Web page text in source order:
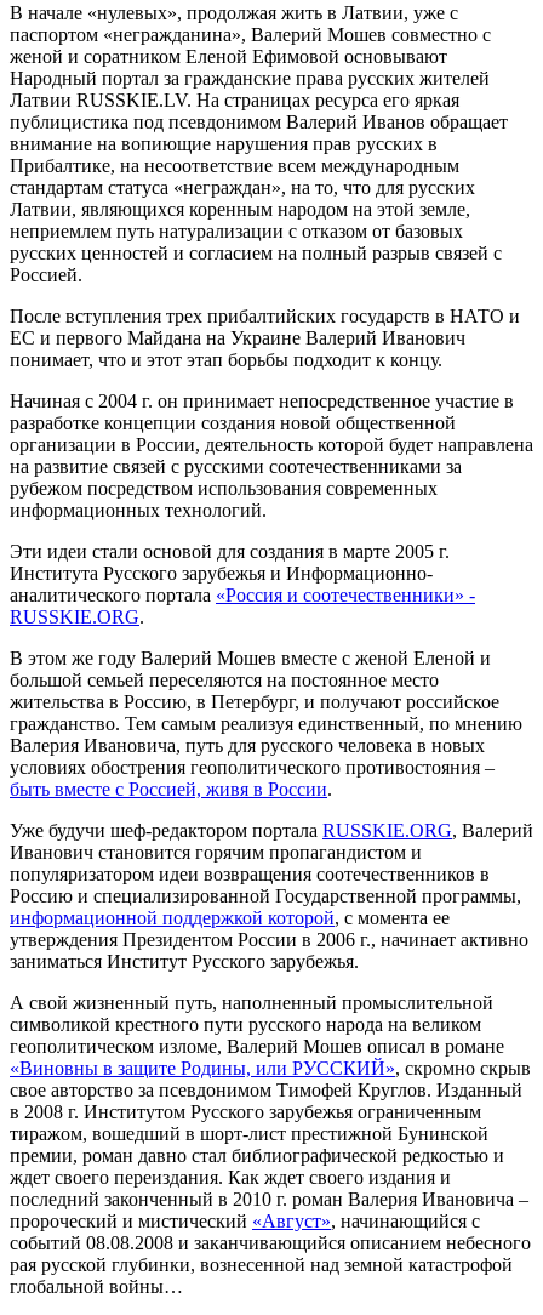
В начале «нулевых», продолжая жить в Латвии, уже с
паспортом «негражданина», Валерий Мошев совместно с
женой и соратником Еленой Ефимовой основывают
Народный портал за гражданские права русских жителей
Латвии RUSSKIE.LV. На страницах ресурса его яркая
публицистика под псевдонимом Валерий Иванов обращает
внимание на вопиющие нарушения прав русских в
Прибалтике, на несоответствие всем международным
стандартам статуса «неграждан», на то, что для русских
Латвии, являющихся коренным народом на этой земле,
неприемлем путь натурализации с отказом от базовых
русских ценностей и согласием на полный разрыв связей с
Россией.
После вступления трех прибалтийских государств в НАТО и
ЕС и первого Майдана на Украине Валерий Иванович
понимает, что и этот этап борьбы подходит к концу.
Начиная с 2004 г. он принимает непосредственное участие в
разработке концепции создания новой общественной
организации в России, деятельность которой будет направлена
на развитие связей с русскими соотечественниками за
рубежом посредством использования современных
информационных технологий.
Эти идеи стали основой для создания в марте 2005 г.
Института Русского зарубежья и Информационно-
аналитического портала «Россия и соотечественники» -
RUSSKIE.ORG.
В этом же году Валерий Мошев вместе с женой Еленой и
большой семьей переселяются на постоянное место
жительства в Россию, в Петербург, и получают российское
гражданство. Тем самым реализуя единственный, по мнению
Валерия Ивановича, путь для русского человека в новых
условиях обострения геополитического противостояния –
быть вместе с Россией, живя в России.
Уже будучи шеф-редактором портала RUSSKIE.ORG, Валерий
Иванович становится горячим пропагандистом и
популяризатором идеи возвращения соотечественников в
Россию и специализированной Государственной программы,
информационной поддержкой которой, с момента ее
утверждения Президентом России в 2006 г., начинает активно
заниматься Институт Русского зарубежья.
А свой жизненный путь, наполненный промыслительной
символикой крестного пути русского народа на великом
геополитическом изломе, Валерий Мошев описал в романе
«Виновны в защите Родины, или РУССКИЙ», скромно скрыв
свое авторство за псевдонимом Тимофей Круглов. Изданный
в 2008 г. Институтом Русского зарубежья ограниченным
тиражом, вошедший в шорт-лист престижной Бунинской
премии, роман давно стал библиографической редкостью и
ждет своего переиздания. Как ждет своего издания и
последний законченный в 2010 г. роман Валерия Ивановича –
пророческий и мистический «Август», начинающийся с
событий 08.08.2008 и заканчивающийся описанием небесного
рая русской глубинки, вознесенной над земной катастрофой
глобальной войны…